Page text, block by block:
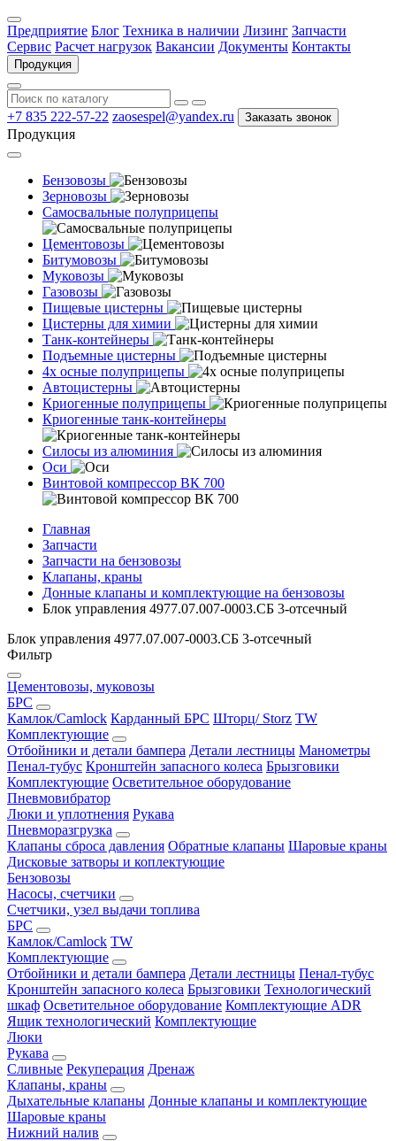
Предприятие Блог Техника в наличии Лизинг Запчасти
Сервис Расчет нагрузок Вакансии Документы Контакты
Продукция
+7 835 222-57-22 zaosespel@yandex.ru Заказать звонок
Продукция
Бензовозы
Зерновозы
Самосвальные полуприцепы
Цементовозы
Битумовозы
Муковозы
Газовозы
Пищевые цистерны
Цистерны для химии
Танк-контейнеры
Подъемные цистерны
4х осные полуприцепы
Автоцистерны
Криогенные полуприцепы
Криогенные танк-контейнеры
Силосы из алюминия
Оси
Винтовой компрессор ВК 700
Главная
Запчасти
Запчасти на бензовозы
Клапаны, краны
Донные клапаны и комплектующие на бензовозы
Блок управления 4977.07.007-0003.СБ 3-отсечный
Блок управления 4977.07.007-0003.СБ 3-отсечный
Фильтр
Цементовозы, муковозы
БРС
Камлок/Camlock Карданный БРС Шторц/ Storz TW
Комплектующие
Отбойники и детали бампера Детали лестницы Манометры
Пенал-тубус Кронштейн запасного колеса Брызговики
Комплектующие Осветительное оборудование
Пневмовибратор
Люки и уплотнения Рукава
Пневморазгрузка
Клапаны сброса давления Обратные клапаны Шаровые краны
Дисковые затворы и коплектующие
Бензовозы
Насосы, счетчики
Счетчики, узел выдачи топлива
БРС
Камлок/Camlock TW
Комплектующие
Отбойники и детали бампера Детали лестницы Пенал-тубус
Кронштейн запасного колеса Брызговики Технологический
шкаф Осветительное оборудование Комплектующие ADR
Ящик технологический Комплектующие
Люки
Рукава
Сливные Рекуперация Дренаж
Клапаны, краны
Дыхательные клапаны Донные клапаны и комплектующие
Шаровые краны
Нижний налив